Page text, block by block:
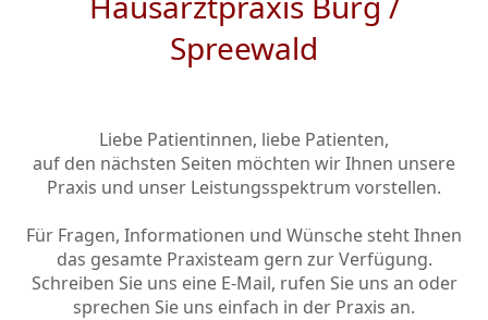
Spreewald
Liebe Patientinnen, liebe Patienten,
auf den nächsten Seiten möchten wir Ihnen unsere
Praxis und unser Leistungsspektrum vorstellen.
Für Fragen, Informationen und Wünsche steht Ihnen
das gesamte Praxisteam gern zur Verfügung.
Schreiben Sie uns eine E-Mail, rufen Sie uns an oder
sprechen Sie uns einfach in der Praxis an.